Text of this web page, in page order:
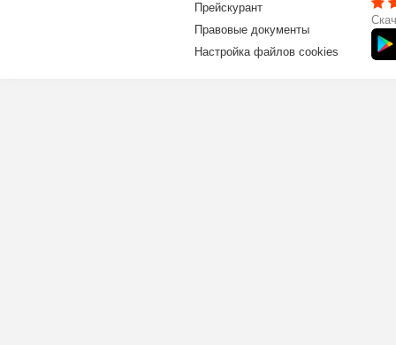
Прейскурант
Правовые документы
Настройка файлов cookies